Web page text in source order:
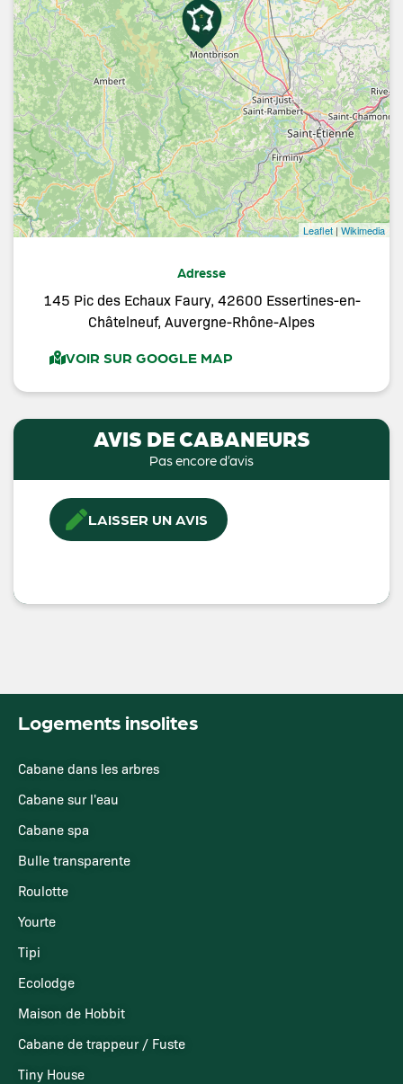
Leaflet | Wikimedia
Adresse
145 Pic des Echaux Faury, 42600 Essertines-en-
Châtelneuf, Auvergne-Rhône-Alpes
VOIR SUR GOOGLE MAP
AVIS DE CABANEURS
Pas encore d’avis
LAISSER UN AVIS
Logements insolites
Cabane dans les arbres
Cabane sur l'eau
Cabane spa
Bulle transparente
Roulotte
Yourte
Tipi
Ecolodge
Maison de Hobbit
Cabane de trappeur / Fuste
Tiny House